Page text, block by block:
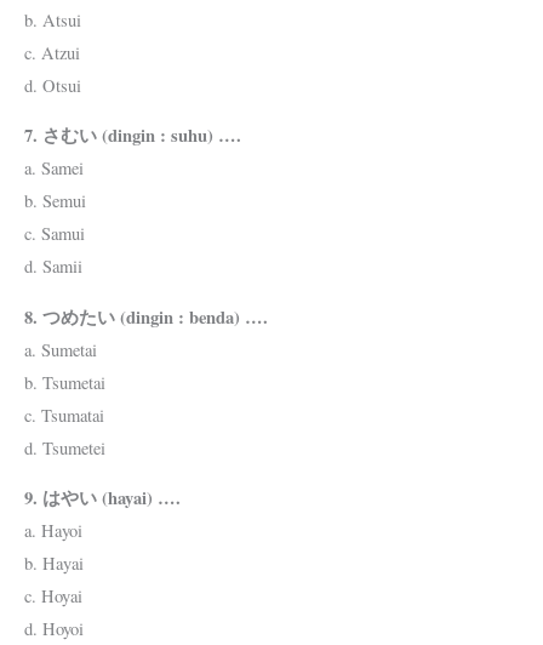
b. Atsui
c. Atzui
d. Otsui
7. さむい (dingin : suhu) ….
a. Samei
b. Semui
c. Samui
d. Samii
8. つめたい (dingin : benda) ….
a. Sumetai
b. Tsumetai
c. Tsumatai
d. Tsumetei
9. はやい (hayai) ….
a. Hayoi
b. Hayai
c. Hoyai
d. Hoyoi